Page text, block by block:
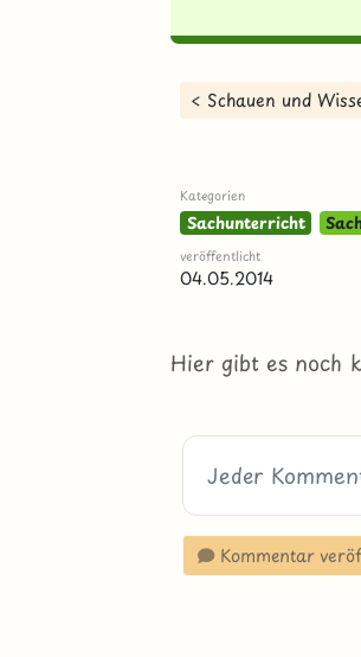
< Schauen und
Kategorien
Sachunterricht
veröffentlicht
04.05.2014
Hier gibt es noch
Kommentar